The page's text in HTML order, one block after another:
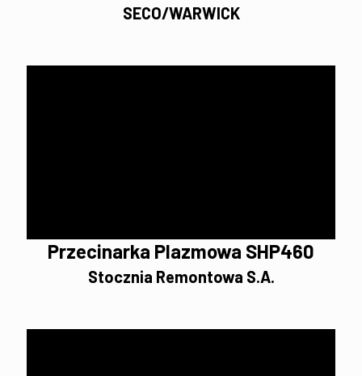
SECO/WARWICK
Przecinarka Plazmowa SHP460
Stocznia Remontowa S.A.